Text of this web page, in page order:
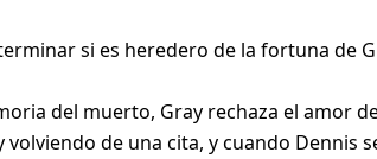
si es heredero de la fortuna de
del muerto, Gray rechaza el amor
de una cita, y cuando Dennis